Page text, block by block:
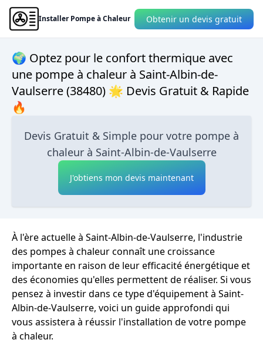
Installer Pompe à Chaleur Obtenir un devis gratuit
🌍 Optez pour le confort thermique avec
une pompe à chaleur à Saint-Albin-de-
Vaulserre (38480) 🌟 Devis Gratuit & Rapide
🔥
Devis Gratuit & Simple pour votre pompe à
chaleur à Saint-Albin-de-Vaulserre
J'obtiens mon devis maintenant
À l'ère actuelle à Saint-Albin-de-Vaulserre, l'industrie
des pompes à chaleur connaît une croissance
importante en raison de leur efficacité énergétique et
des économies qu'elles permettent de réaliser. Si vous
pensez à investir dans ce type d'équipement à Saint-
Albin-de-Vaulserre, voici un guide approfondi qui
vous assistera à réussir l'installation de votre pompe
à chaleur.